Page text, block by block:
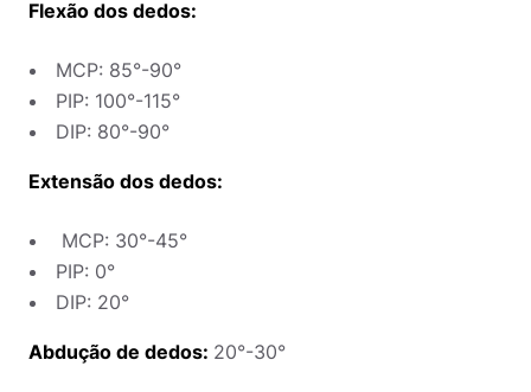
Flexão dos dedos:
MCP: 85°-90°
PIP: 100°-115°
DIP: 80°-90°
Extensão dos dedos:
MCP: 30°-45°
PIP: 0°
DIP: 20°
Abdução de dedos: 20°-30°